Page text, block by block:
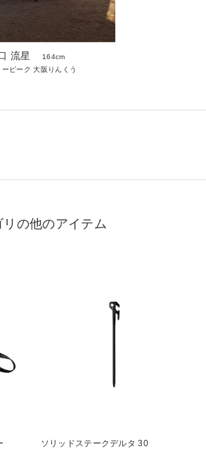
流星
164cm
ーピーク 大阪りんくう
リの他のアイテム
ソリッドステークデルタ 30